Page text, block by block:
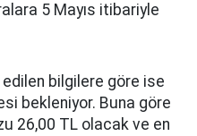
5 Mayıs itibariyle
bilgilere göre ise
bekleniyor. Buna göre
26,00 TL olacak ve en